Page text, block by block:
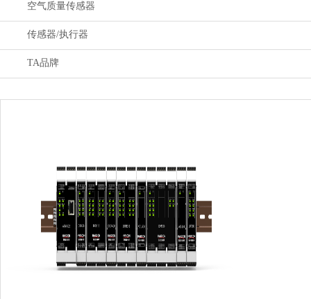
空气质量传感器
传感器/执行器
TA品牌